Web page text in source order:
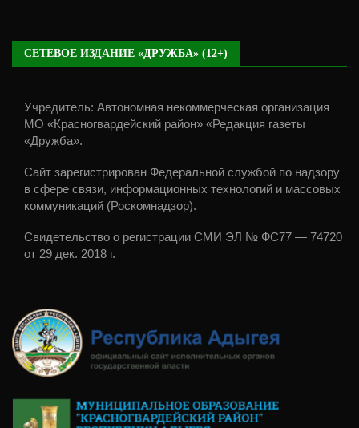
СЕТЕВОЕ ИЗДАНИЕ «ДРУЖБА» (12+)
Учредитель: Автономная некоммерческая организация
МО «Красногвардейский район» «Редакция газеты
«Дружба».
Сайт зарегистрирован Федеральной службой по надзору
в сфере связи, информационных технологий и массовых
коммуникаций (Роскомнадзор).
Свидетельство о регистрации СМИ ЭЛ № ФС77 — 74720
от 29 дек. 2018 г.